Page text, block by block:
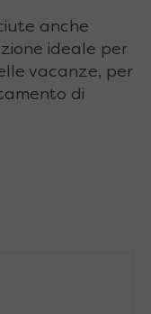
anche
ideale per
vacanze, per
di